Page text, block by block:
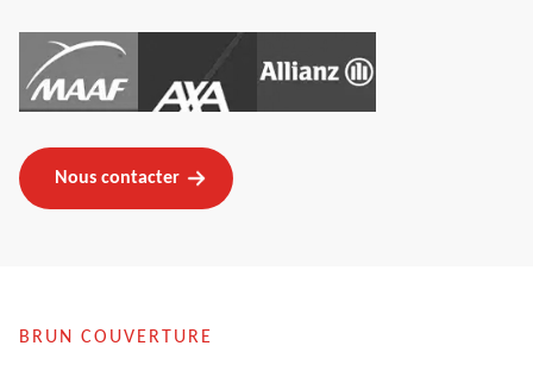
Nous contacter
BRUN COUVERTURE